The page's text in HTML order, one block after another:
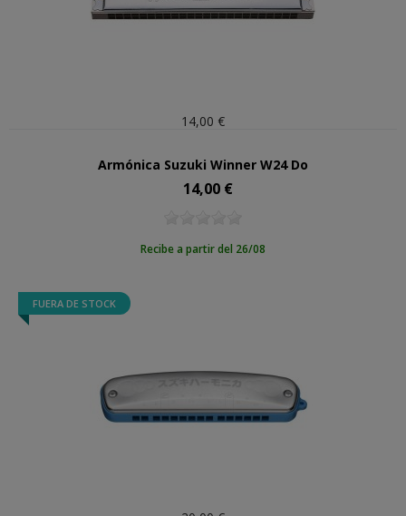
14,00 €
Armónica Suzuki Winner W24 Do
Precio
14,00 €
Recibe a partir del 26/08
FUERA DE STOCK